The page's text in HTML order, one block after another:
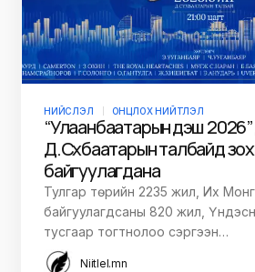
НИЙСЛЭЛ ОНЦЛОХ НИЙТЛЭЛ
“Улаанбаатарын үдэш 2026”
Д.Сүхбаатарын талбайд
байгуулагдана
Тулгар төрийн 2235 жил, Их
байгуулагдсаны 820 жил,
тусгаар тогтнолоо сэргээн…
Niitlel.mn